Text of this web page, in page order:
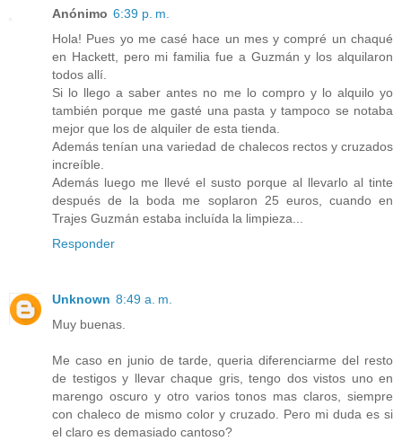
Anónimo 6:39 p. m.
Hola! Pues yo me casé hace un mes y compré un chaqué
en Hackett, pero mi familia fue a Guzmán y los alquilaron
todos allí.
Si lo llego a saber antes no me lo compro y lo alquilo yo
también porque me gasté una pasta y tampoco se notaba
mejor que los de alquiler de esta tienda.
Además tenían una variedad de chalecos rectos y cruzados
increíble.
Además luego me llevé el susto porque al llevarlo al tinte
después de la boda me soplaron 25 euros, cuando en
Trajes Guzmán estaba incluída la limpieza...
Responder
Unknown 8:49 a. m.
Muy buenas.
Me caso en junio de tarde, queria diferenciarme del resto
de testigos y llevar chaque gris, tengo dos vistos uno en
marengo oscuro y otro varios tonos mas claros, siempre
con chaleco de mismo color y cruzado. Pero mi duda es si
el claro es demasiado cantoso?